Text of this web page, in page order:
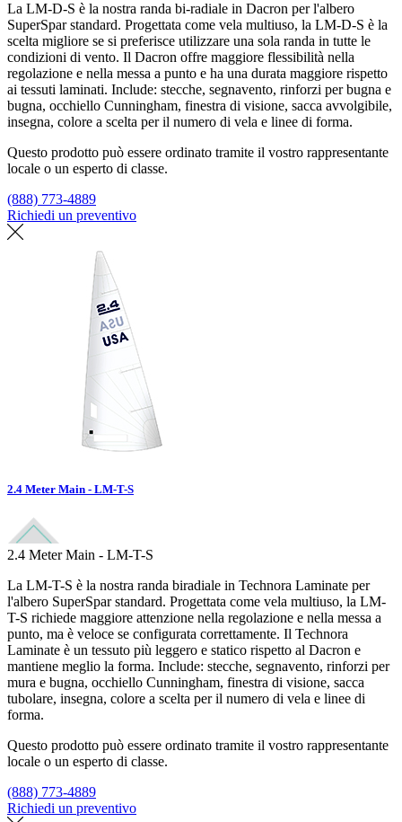
La LM-D-S è la nostra randa bi-radiale in Dacron per l'albero
SuperSpar standard. Progettata come vela multiuso, la LM-D-S è la
scelta migliore se si preferisce utilizzare una sola randa in tutte le
condizioni di vento. Il Dacron offre maggiore flessibilità nella
regolazione e nella messa a punto e ha una durata maggiore rispetto
ai tessuti laminati. Include: stecche, segnavento, rinforzi per bugna e
bugna, occhiello Cunningham, finestra di visione, sacca avvolgibile,
insegna, colore a scelta per il numero di vela e linee di forma.
Questo prodotto può essere ordinato tramite il vostro rappresentante
locale o un esperto di classe.
(888) 773-4889
Richiedi un preventivo
2.4 Meter Main - LM-T-S
2.4 Meter Main - LM-T-S
La LM-T-S è la nostra randa biradiale in Technora Laminate per
l'albero SuperSpar standard. Progettata come vela multiuso, la LM-
T-S richiede maggiore attenzione nella regolazione e nella messa a
punto, ma è veloce se configurata correttamente. Il Technora
Laminate è un tessuto più leggero e statico rispetto al Dacron e
mantiene meglio la forma. Include: stecche, segnavento, rinforzi per
mura e bugna, occhiello Cunningham, finestra di visione, sacca
tubolare, insegna, colore a scelta per il numero di vela e linee di
forma.
Questo prodotto può essere ordinato tramite il vostro rappresentante
locale o un esperto di classe.
(888) 773-4889
Richiedi un preventivo